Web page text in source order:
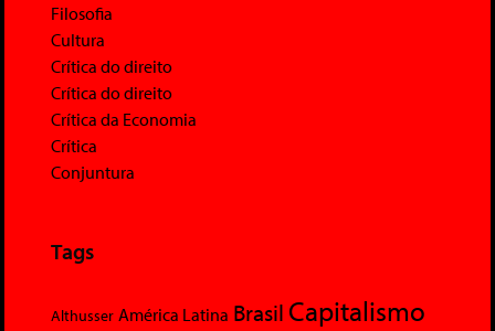
Filosofia
Cultura
Crítica do direito
Crítica do direito
Crítica da Economia
Crítica
Conjuntura
Tags
Althusser América Latina Brasil Capitalismo